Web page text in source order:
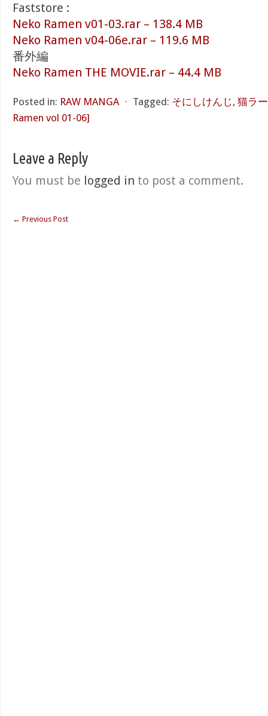
Faststore :
Neko Ramen v01-03.rar – 138.4 MB
Neko Ramen v04-06e.rar – 119.6 MB
番外編
Neko Ramen THE MOVIE.rar – 44.4 MB
Posted in: RAW MANGA ⋅ Tagged: そにしけんじ, 猫ラ
Ramen vol 01-06]
Leave a Reply
You must be logged in to post a comment.
← Previous Post